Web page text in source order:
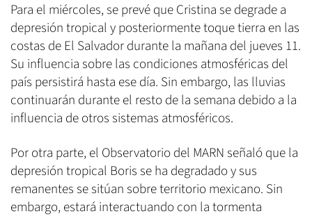
Para el miércoles, se prevé que Cristina se degrade a
depresión tropical y posteriormente toque tierra en las
costas de El Salvador durante la mañana del jueves 11.
Su influencia sobre las condiciones atmosféricas del
país persistirá hasta ese día. Sin embargo, las lluvias
continuarán durante el resto de la semana debido a la
influencia de otros sistemas atmosféricos.
Por otra parte, el Observatorio del MARN señaló que la
depresión tropical Boris se ha degradado y sus
remanentes se sitúan sobre territorio mexicano. Sin
embargo, estará interactuando con la tormenta